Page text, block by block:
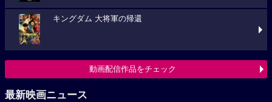
キングダム 大将軍の帰還
動画配信作品をチェック
最新映画ニュース